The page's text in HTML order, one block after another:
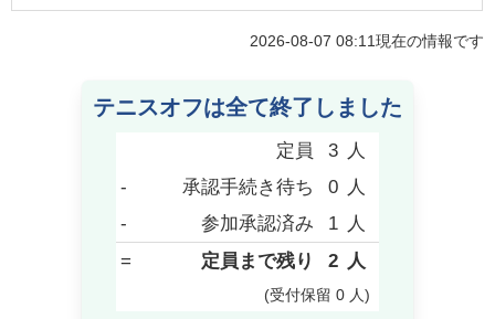
2026-08-07 08:11現在の情報です
テニスオフは全て終了しました
定員 3 人
-
承認手続き待ち 0 人
-
参加承認済み 1 人
=
定員まで残り 2 人
(受付保留 0 人)